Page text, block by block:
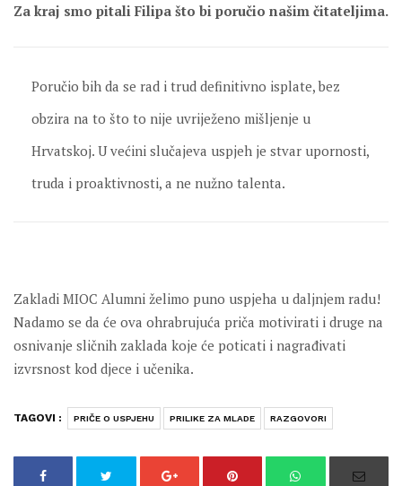
Za kraj smo pitali Filipa što bi poručio našim čitateljima.
Poručio bih da se rad i trud definitivno isplate, bez
obzira na to što to nije uvriježeno mišljenje u
Hrvatskoj. U većini slučajeva uspjeh je stvar upornosti,
truda i proaktivnosti, a ne nužno talenta.
Zakladi MIOC Alumni želimo puno uspjeha u daljnjem radu!
Nadamo se da će ova ohrabrujuća priča motivirati i druge na
osnivanje sličnih zaklada koje će poticati i nagrađivati
izvrsnost kod djece i učenika.
TAGOVI : PRIČE O USPJEHU PRILIKE ZA MLADE RAZGOVORI